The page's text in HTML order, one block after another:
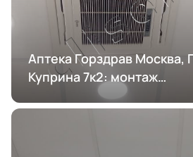
Аптека Горздрав Москва,
Куприна 7к2: монтаж
кондиционирования